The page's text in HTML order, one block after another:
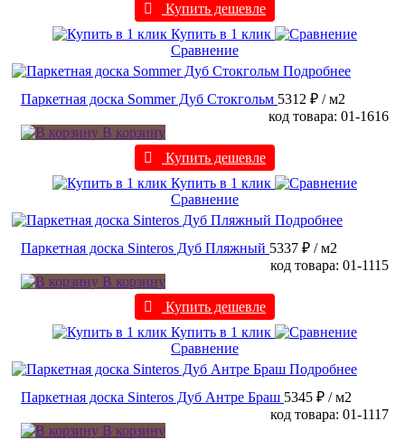
Купить дешевле
Купить в 1 клик
Сравнение
Подробнее
Паркетная доска Sommer Дуб Стокгольм 5312 ₽ / м2
код товара: 01-1616
В корзину
Купить дешевле
Купить в 1 клик
Сравнение
Подробнее
Паркетная доска Sinteros Дуб Пляжный 5337 ₽ / м2
код товара: 01-1115
В корзину
Купить дешевле
Купить в 1 клик
Сравнение
Подробнее
Паркетная доска Sinteros Дуб Антре Браш 5345 ₽ / м2
код товара: 01-1117
В корзину